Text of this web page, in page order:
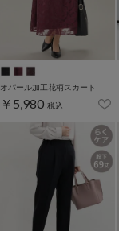
オパール加工花柄スカート
￥5,980 税込